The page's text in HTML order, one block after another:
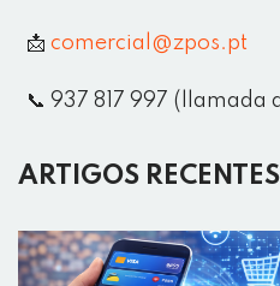
📩 comercial@zpos.pt
📞 937 817 997
ARTIGOS RECENTES